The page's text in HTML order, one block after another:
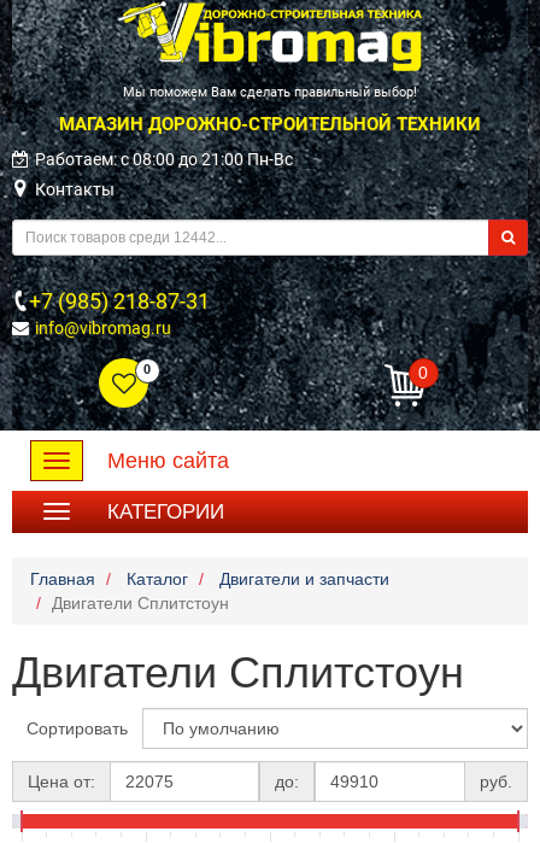
Мы поможем Вам сделать правильный выбор!
МАГАЗИН ДОРОЖНО-СТРОИТЕЛЬНОЙ ТЕХНИКИ
Работаем: c 08:00 до 21:00 Пн-Вс
Контакты
+7 (985) 218-87-31
info@vibromag.ru
0 0
Toggle
navigation
Меню сайта
КАТЕГОРИИ
Главная Каталог
Двигатели и запчасти
Двигатели Сплитстоун
Двигатели Сплитстоун
Сортировать
Цена от: до: руб.